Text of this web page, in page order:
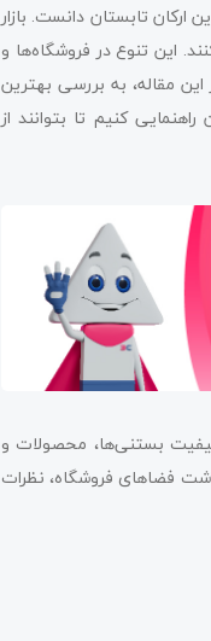
تابستان دانست. بازار
این تنوع در فروشگاه‌ها و
مقاله، به بررسی بهترین
کنیم تا بتوانند از
بستنی‌ها، محصولات و
فضاهای فروشگاه، نظرات